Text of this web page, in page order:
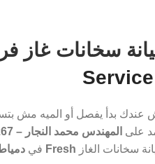
سخانات غاز
عندك بدأ يفصل أو الميه مش
على المهندس محمد النجار – 01063777267
سخانات الغاز Fresh في